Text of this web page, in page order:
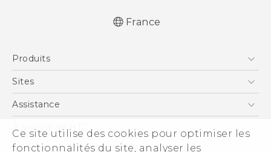
Ce site utilise des cookies pour optimiser les
fonctionnalités du site, analyser les
France
Produits
Smartphones
Vive
Accessoires
Sites
HTC Vive
HTC Pro
Assistance
eCommerce Support
À propos de HTC
ESG